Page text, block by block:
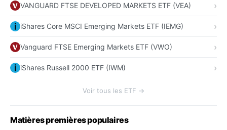
VANGUARD FTSE DEVELOPED MARKETS ETF (VEA)
iShares Core MSCI Emerging Markets ETF (IEMG)
Vanguard FTSE Emerging Markets ETF (VWO)
iShares Russell 2000 ETF (IWM)
Voir tous les ETF →
Matières premières populaires